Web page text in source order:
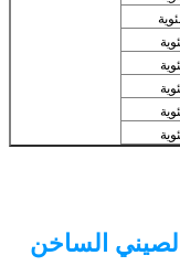
الصيني الساخن